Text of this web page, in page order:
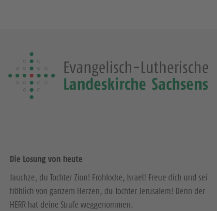
Die Losung von heute
Jauchze, du Tochter Zion! Frohlocke, Israel! Freue dich und sei
fröhlich von ganzem Herzen, du Tochter Jerusalem! Denn der
HERR hat deine Strafe weggenommen.